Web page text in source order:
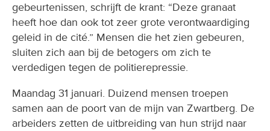
gebeurtenissen, schrijft de krant: “Deze granaat
heeft hoe dan ook tot zeer grote verontwaardiging
geleid in de cité.” Mensen die het zien gebeuren,
sluiten zich aan bij de betogers om zich te
verdedigen tegen de politierepressie.
Maandag 31 januari. Duizend mensen troepen
samen aan de poort van de mijn van Zwartberg. De
arbeiders zetten de uitbreiding van hun strijd naar